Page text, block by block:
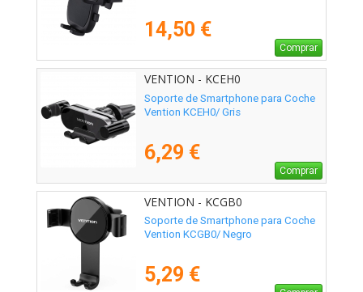
14,50 €
Comprar
VENTION - KCEH0
Soporte de Smartphone para Coche
Vention KCEH0/ Gris
6,29 €
Comprar
VENTION - KCGB0
Soporte de Smartphone para Coche
Vention KCGB0/ Negro
5,29 €